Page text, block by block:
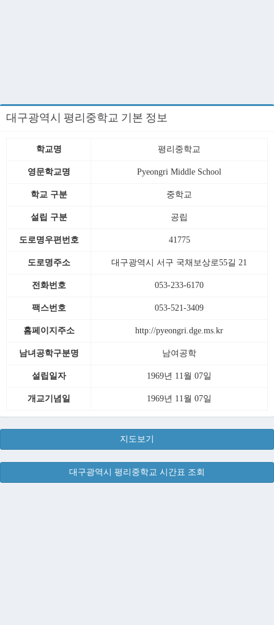
대구광역시 평리중학교 기본 정보
학교명 평리중학교
영문학교명 Pyeongri Middle School
학교 구분 중학교
설립 구분 공립
도로명우편번호 41775
도로명주소 대구광역시 서구 국채보상로55길 21
전화번호 053-233-6170
팩스번호 053-521-3409
홈페이지주소 http://pyeongri.dge.ms.kr
남녀공학구분명 남여공학
설립일자 1969년 11월 07일
개교기념일 1969년 11월 07일
지도보기
대구광역시 평리중학교 시간표 조회